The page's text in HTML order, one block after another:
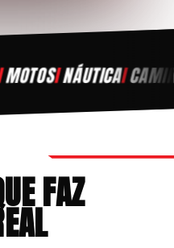
/NÁUTICA/
FAZ